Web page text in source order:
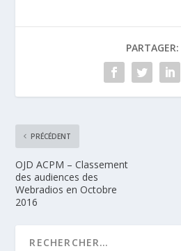
PARTAGER:
PRÉCÉDENT
OJD ACPM – Classement
des audiences des
Webradios en Octobre
2016